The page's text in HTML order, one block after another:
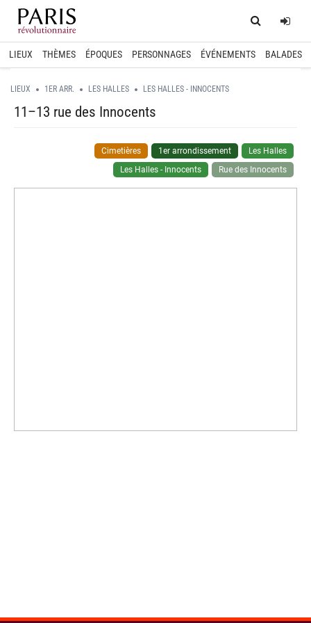
Home
LIEUX THÈMES ÉPOQUES PERSONNAGES ÉVÉNEMENTS BALADES
LIEUX 1ER ARR. LES HALLES LES HALLES - INNOCENTS
11–13 rue des Innocents
Cimetières 1er arrondissement
Les Halles
Les Halles - Innocents
Rue des Innocents